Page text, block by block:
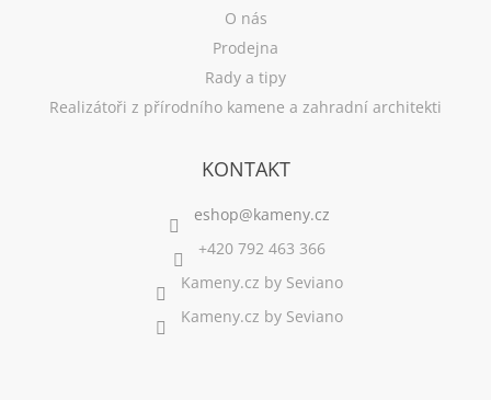
O nás
Prodejna
Rady a tipy
Realizátoři z přírodního kamene a zahradní architekti
KONTAKT
+420 792 463 366
Kameny.cz by Seviano
Kameny.cz by Seviano